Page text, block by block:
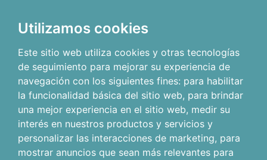
Utilizamos cookies
Este sitio web utiliza cookies y otras tecnologías
de seguimiento para mejorar su experiencia de
navegación con los siguientes fines: para habilitar
la funcionalidad básica del sitio web, para brindar
una mejor experiencia en el sitio web, medir su
interés en nuestros productos y servicios y
personalizar las interacciones de marketing, para
mostrar anuncios que sean más relevantes para